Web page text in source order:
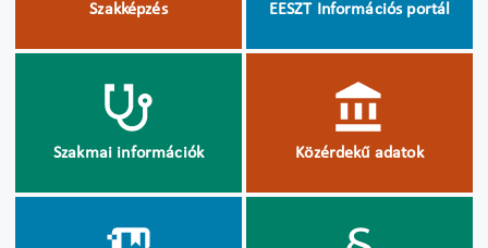
Szakképzés EESZT Információs portál
Szakmai információk Közérdekű adatok